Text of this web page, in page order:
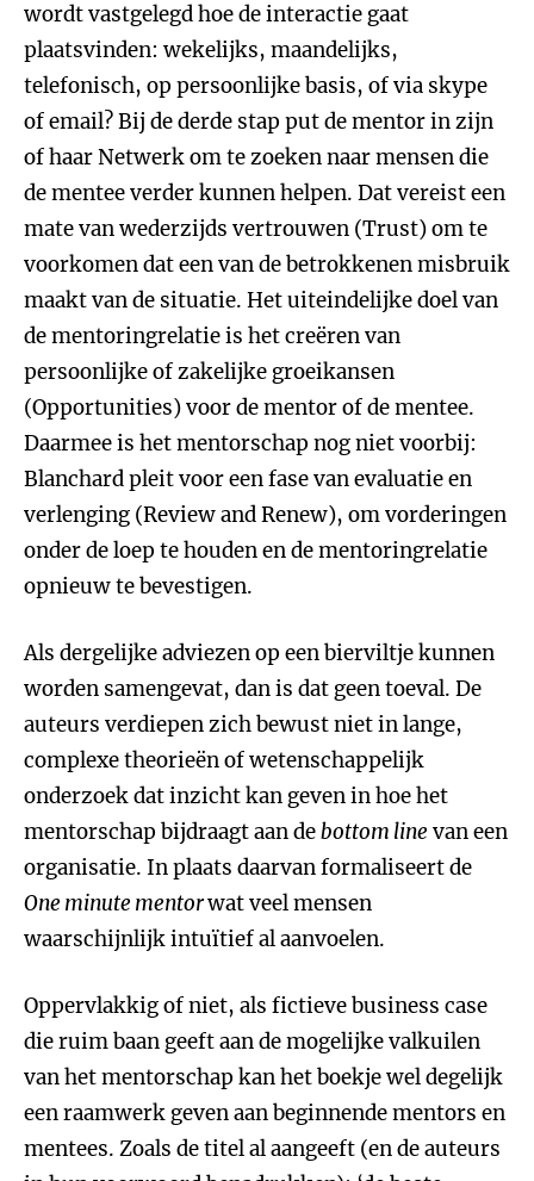
wordt vastgelegd hoe de interactie gaat
plaatsvinden: wekelijks, maandelijks,
telefonisch, op persoonlijke basis, of via skype
of email? Bij de derde stap put de mentor in zijn
of haar Netwerk om te zoeken naar mensen die
de mentee verder kunnen helpen. Dat vereist een
mate van wederzijds vertrouwen (Trust) om te
voorkomen dat een van de betrokkenen misbruik
maakt van de situatie. Het uiteindelijke doel van
de mentoringrelatie is het creëren van
persoonlijke of zakelijke groeikansen
(Opportunities) voor de mentor of de mentee.
Daarmee is het mentorschap nog niet voorbij:
Blanchard pleit voor een fase van evaluatie en
verlenging (Review and Renew), om vorderingen
onder de loep te houden en de mentoringrelatie
opnieuw te bevestigen.
Als dergelijke adviezen op een bierviltje kunnen
worden samengevat, dan is dat geen toeval. De
auteurs verdiepen zich bewust niet in lange,
complexe theorieën of wetenschappelijk
onderzoek dat inzicht kan geven in hoe het
mentorschap bijdraagt aan debottom line van een
organisatie. In plaats daarvan formaliseert de
One minute mentorwat veel mensen
waarschijnlijk intuïtief al aanvoelen.
Oppervlakkig of niet, als fictieve business case
die ruim baan geeft aan de mogelijke valkuilen
van het mentorschap kan het boekje wel degelijk
een raamwerk geven aan beginnende mentors en
mentees. Zoals de titel al aangeeft (en de auteurs